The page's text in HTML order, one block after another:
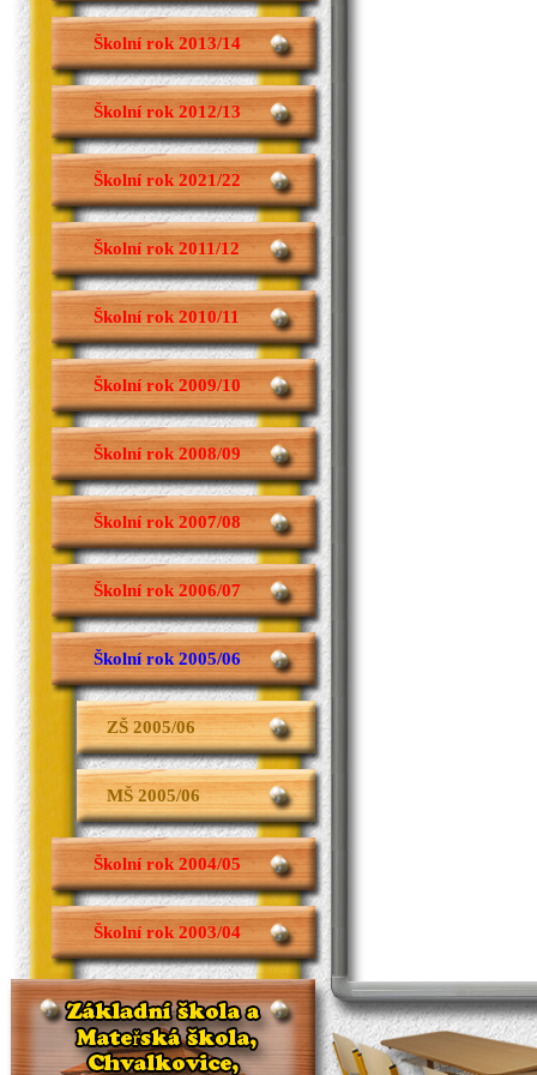
Školní rok 2013/14
Školní rok 2012/13
Školní rok 2021/22
Školní rok 2011/12
Školní rok 2010/11
Školní rok 2009/10
Školní rok 2008/09
Školní rok 2007/08
Školní rok 2006/07
Školní rok 2005/06
ZŠ 2005/06
MŠ 2005/06
Školní rok 2004/05
Školní rok 2003/04